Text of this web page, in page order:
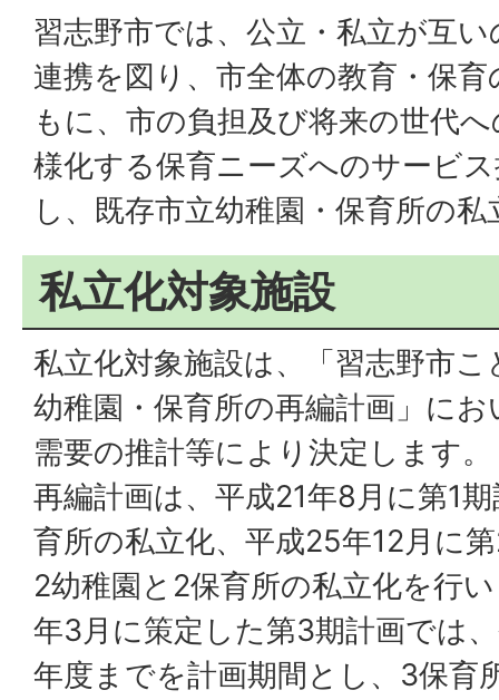
習志野市では、公立・私立が互
連携を図り、市全体の教育・保
もに、市の負担及び将来の世代
様化する保育ニーズへのサービ
し、既存市立幼稚園・保育所の
私立化対象施設
私立化対象施設は、「習志野市
幼稚園・保育所の再編計画」に
需要の推計等により決定します。
再編計画は、平成21年8月に第1
育所の私立化、平成25年12月に
2幼稚園と2保育所の私立化を行
年3月に策定した第3期計画では
年度までを計画期間とし、3保育